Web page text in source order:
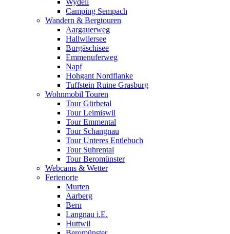
Wydeli
Camping Sempach
Wandern & Bergtouren
Aargauerweg
Hallwilersee
Burgäschisee
Emmenuferweg
Napf
Hohgant Nordflanke
Tuffstein Ruine Grasburg
Wohnmobil Touren
Tour Gürbetal
Tour Leimiswil
Tour Emmental
Tour Schangnau
Tour Unteres Entlebuch
Tour Suhrental
Tour Beromünster
Webcams & Wetter
Ferienorte
Murten
Aarberg
Bern
Langnau i.E.
Huttwil